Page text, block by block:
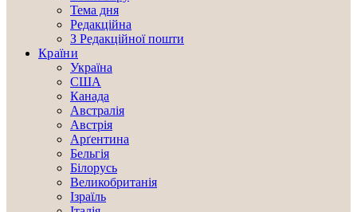
Тема дня
Редакційна
З Редакційної пошти
Країни
Україна
США
Канада
Австралія
Австрія
Арґентина
Бельгія
Білорусь
Великобританія
Ізраїль